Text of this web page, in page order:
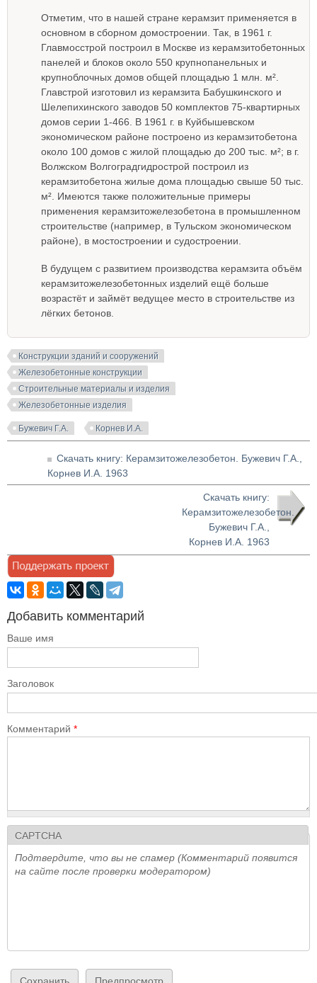
Отметим, что в нашей стране керамзит применяется в
основном в сборном домостроении. Так, в 1961 г.
Главмосстрой построил в Москве из керамзитобетонных
панелей и блоков около 550 крупнопанельных и
крупноблочных домов общей площадью 1 млн. м².
Главстрой изготовил из керамзита Бабушкинского и
Шелепихинского заводов 50 комплектов 75-квартирных
домов серии 1-466. В 1961 г. в Куйбышевском
экономическом районе построено из керамзитобетона
около 100 домов с жилой площадью до 200 тыс. м²; в г.
Волжском Волгоградгидрострой построил из
керамзитобетона жилые дома площадью свыше 50 тыс.
м². Имеются также положительные примеры
применения керамзитожелезобетона в промышленном
строительстве (например, в Тульском экономическом
районе), в мостостроении и судостроении.
В будущем с развитием производства керамзита объём
керамзитожелезобетонных изделий ещё больше
возрастёт и займёт ведущее место в строительстве из
лёгких бетонов.
Конструкции зданий и сооружений
Железобетонные конструкции
Строительные материалы и изделия
Железобетонные изделия
Бужевич Г.А. Корнев И.А.
Скачать книгу: Керамзитожелезобетон. Бужевич Г.А.,
Корнев И.А. 1963
Скачать книгу:
Керамзитожелезобетон.
Бужевич Г.А.,
Корнев И.А. 1963
Добавить комментарий
Ваше имя
Заголовок
Комментарий *
CAPTCHA
Подтвердите, что вы не спамер (Комментарий появится
на сайте после проверки модератором)